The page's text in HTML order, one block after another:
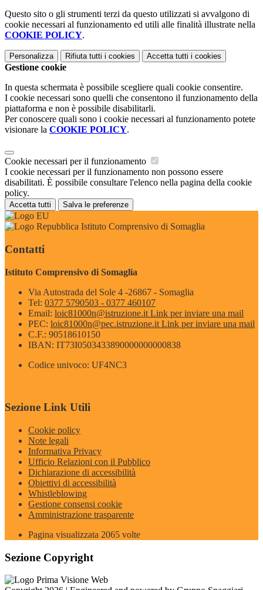
Questo sito o gli strumenti terzi da questo utilizzati si avvalgono di
cookie necessari al funzionamento ed utili alle finalità illustrate nella
COOKIE POLICY.
Personalizza Rifiuta tutti i cookies Accetta tutti i cookies
Gestione cookie
In questa schermata è possibile scegliere quali cookie consentire.
I cookie necessari sono quelli che consentono il funzionamento della
piattaforma e non è possibile disabilitarli.
Per conoscere quali sono i cookie necessari al funzionamento potete
visionare la COOKIE POLICY.
Cookie necessari per il funzionamento
I cookie necessari per il funzionamento non possono essere
disabilitati. È possibile consultare l'elenco nella pagina della cookie
policy.
Accetta tutti Salva le preferenze
Istituto Comprensivo di Somaglia
Contatti
Istituto Comprensivo di Somaglia
Via Autostrada del Sole 4 -26867 - Somaglia
Tel: 0377 5790503 - 0377 460107
Email: loic81000n@istruzione.it Link per inviare una mail
PEC: loic81000n@pec.istruzione.it Link per inviare una mail
C.F.: 90518610150
IBAN: IT73I0503433890000000000838
Codice univoco: UF4NC3
Sezione Link Utili
Cookie policy
Note legali
Informativa Privacy
Ufficio Relazioni con il Pubblico
Dichiarazione di accessibilità
Obiettivi di accessibilità
Whistleblowing
Gestione consensi cookie
Amministrazione trasparente
Pagina visualizzata 2065 volte
Sezione Copyright